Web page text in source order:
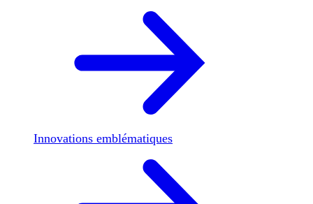
Innovations emblématiques